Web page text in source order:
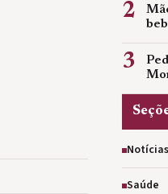
2
3
Notícias
Saúde